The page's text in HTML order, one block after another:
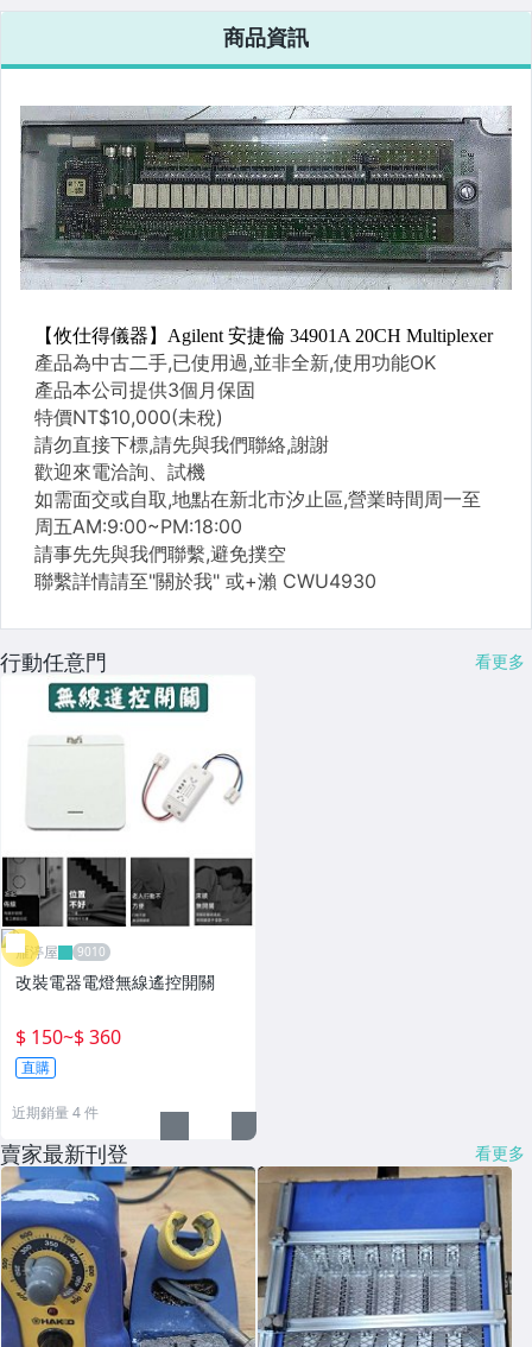
商品資訊
行動任意門 看更多
雁渟屋
改裝電器電燈無線遙控開關
$ 150~$ 360
直購
近期銷量 4 件
賣家最新刊登 看更多